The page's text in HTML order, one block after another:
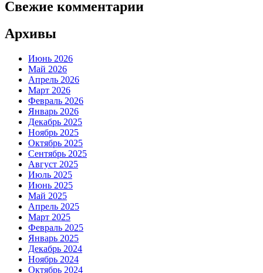
Свежие комментарии
Архивы
Июнь 2026
Май 2026
Апрель 2026
Март 2026
Февраль 2026
Январь 2026
Декабрь 2025
Ноябрь 2025
Октябрь 2025
Сентябрь 2025
Август 2025
Июль 2025
Июнь 2025
Май 2025
Апрель 2025
Март 2025
Февраль 2025
Январь 2025
Декабрь 2024
Ноябрь 2024
Октябрь 2024